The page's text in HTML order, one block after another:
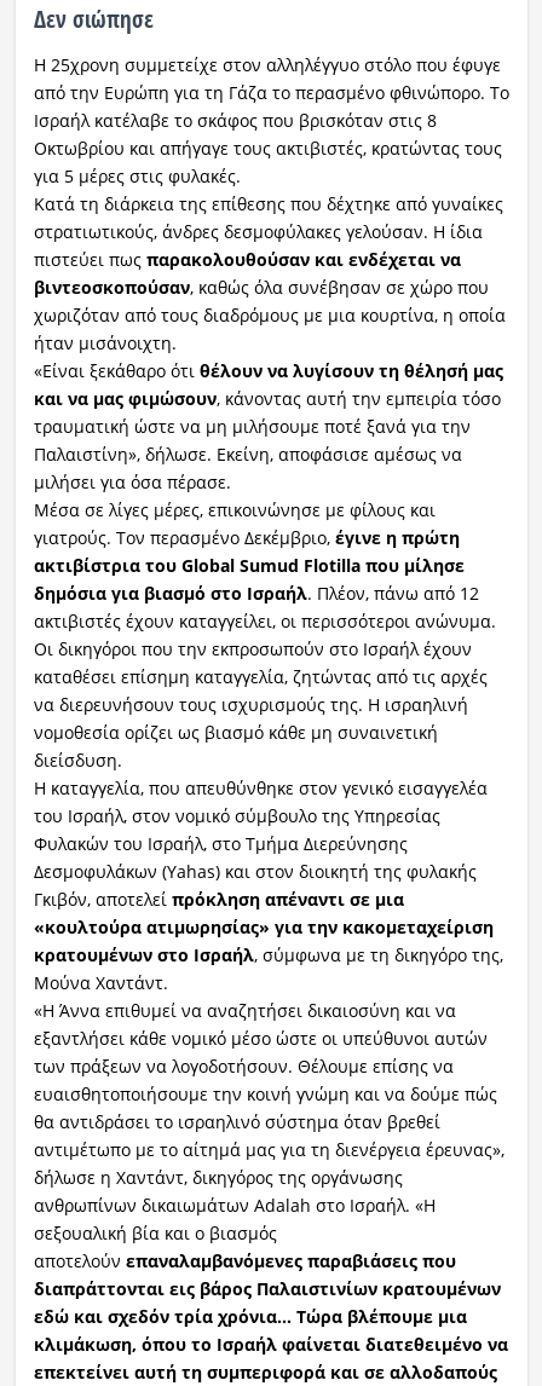
Δεν σιώπησε
Η 25χρονη συμμετείχε στον αλληλέγγυο στόλο που έφυγε
από την Ευρώπη για τη Γάζα το περασμένο φθινώπορο. Το
Ισραήλ κατέλαβε το σκάφος που βρισκόταν στις 8
Οκτωβρίου και απήγαγε τους ακτιβιστές, κρατώντας τους
για 5 μέρες στις φυλακές.
Κατά τη διάρκεια της επίθεσης που δέχτηκε από γυναίκες
στρατιωτικούς, άνδρες δεσμοφύλακες γελούσαν. Η ίδια
πιστεύει πως παρακολουθούσαν και ενδέχεται να
βιντεοσκοπούσαν, καθώς όλα συνέβησαν σε χώρο που
χωριζόταν από τους διαδρόμους με μια κουρτίνα, η οποία
ήταν μισάνοιχτη.
«Είναι ξεκάθαρο ότι θέλουν να λυγίσουν τη θέλησή μας
και να μας φιμώσουν, κάνοντας αυτή την εμπειρία τόσο
τραυματική ώστε να μη μιλήσουμε ποτέ ξανά για την
Παλαιστίνη», δήλωσε. Εκείνη, αποφάσισε αμέσως να
μιλήσει για όσα πέρασε.
Μέσα σε λίγες μέρες, επικοινώνησε με φίλους και
γιατρούς. Τον περασμένο Δεκέμβριο, έγινε η πρώτη
ακτιβίστρια του Global Sumud Flotilla που μίλησε
δημόσια για βιασμό στο Ισραήλ. Πλέον, πάνω από 12
ακτιβιστές έχουν καταγγείλει, οι περισσότεροι ανώνυμα.
Οι δικηγόροι που την εκπροσωπούν στο Ισραήλ έχουν
καταθέσει επίσημη καταγγελία, ζητώντας από τις αρχές
να διερευνήσουν τους ισχυρισμούς της. Η ισραηλινή
νομοθεσία ορίζει ως βιασμό κάθε μη συναινετική
διείσδυση.
Η καταγγελία, που απευθύνθηκε στον γενικό εισαγγελέα
του Ισραήλ, στον νομικό σύμβουλο της Υπηρεσίας
Φυλακών του Ισραήλ, στο Τμήμα Διερεύνησης
Δεσμοφυλάκων (Yahas) και στον διοικητή της φυλακής
Γκιβόν, αποτελεί πρόκληση απέναντι σε μια
«κουλτούρα ατιμωρησίας» για την κακομεταχείριση
κρατουμένων στο Ισραήλ, σύμφωνα με τη δικηγόρο της,
Μούνα Χαντάντ.
«Η Άννα επιθυμεί να αναζητήσει δικαιοσύνη και να
εξαντλήσει κάθε νομικό μέσο ώστε οι υπεύθυνοι αυτών
των πράξεων να λογοδοτήσουν. Θέλουμε επίσης να
ευαισθητοποιήσουμε την κοινή γνώμη και να δούμε πώς
θα αντιδράσει το ισραηλινό σύστημα όταν βρεθεί
αντιμέτωπο με το αίτημά μας για τη διενέργεια έρευνας»,
δήλωσε η Χαντάντ, δικηγόρος της οργάνωσης
ανθρωπίνων δικαιωμάτων Adalah στο Ισραήλ. «Η
σεξουαλική βία και ο βιασμός
αποτελούν επαναλαμβανόμενες παραβιάσεις που
διαπράττονται εις βάρος Παλαιστινίων κρατουμένων
εδώ και σχεδόν τρία χρόνια… Τώρα βλέπουμε μια
κλιμάκωση, όπου το Ισραήλ φαίνεται διατεθειμένο να
επεκτείνει αυτή τη συμπεριφορά και σε αλλοδαπούς